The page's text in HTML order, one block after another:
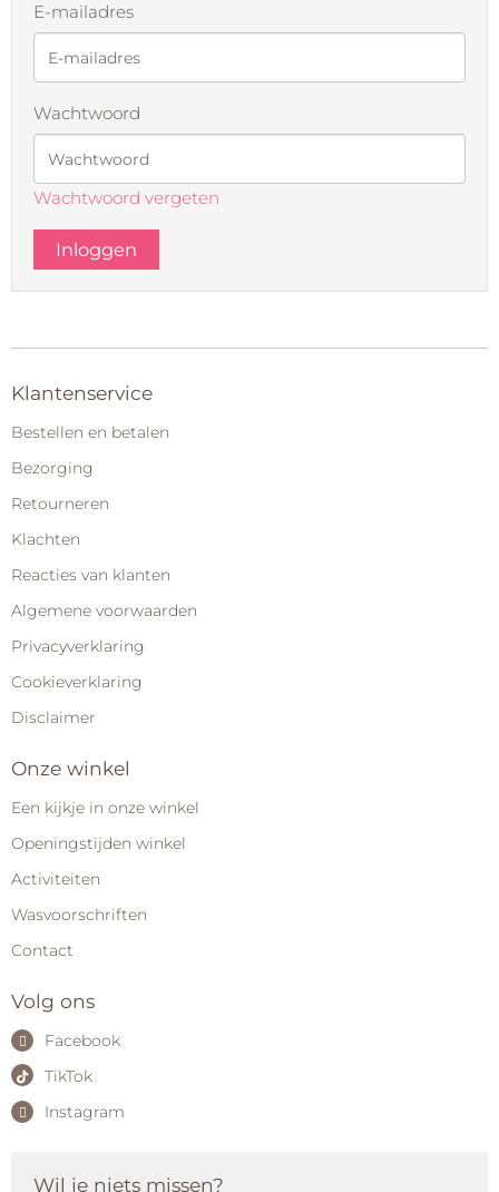
E-mailadres
Wachtwoord
Wachtwoord vergeten
Klantenservice
Bestellen en betalen
Bezorging
Retourneren
Klachten
Reacties van klanten
Algemene voorwaarden
Privacyverklaring
Cookieverklaring
Disclaimer
Onze winkel
Een kijkje in onze winkel
Openingstijden winkel
Activiteiten
Wasvoorschriften
Contact
Volg ons
Facebook
TikTok
Instagram
Wil je niets missen?